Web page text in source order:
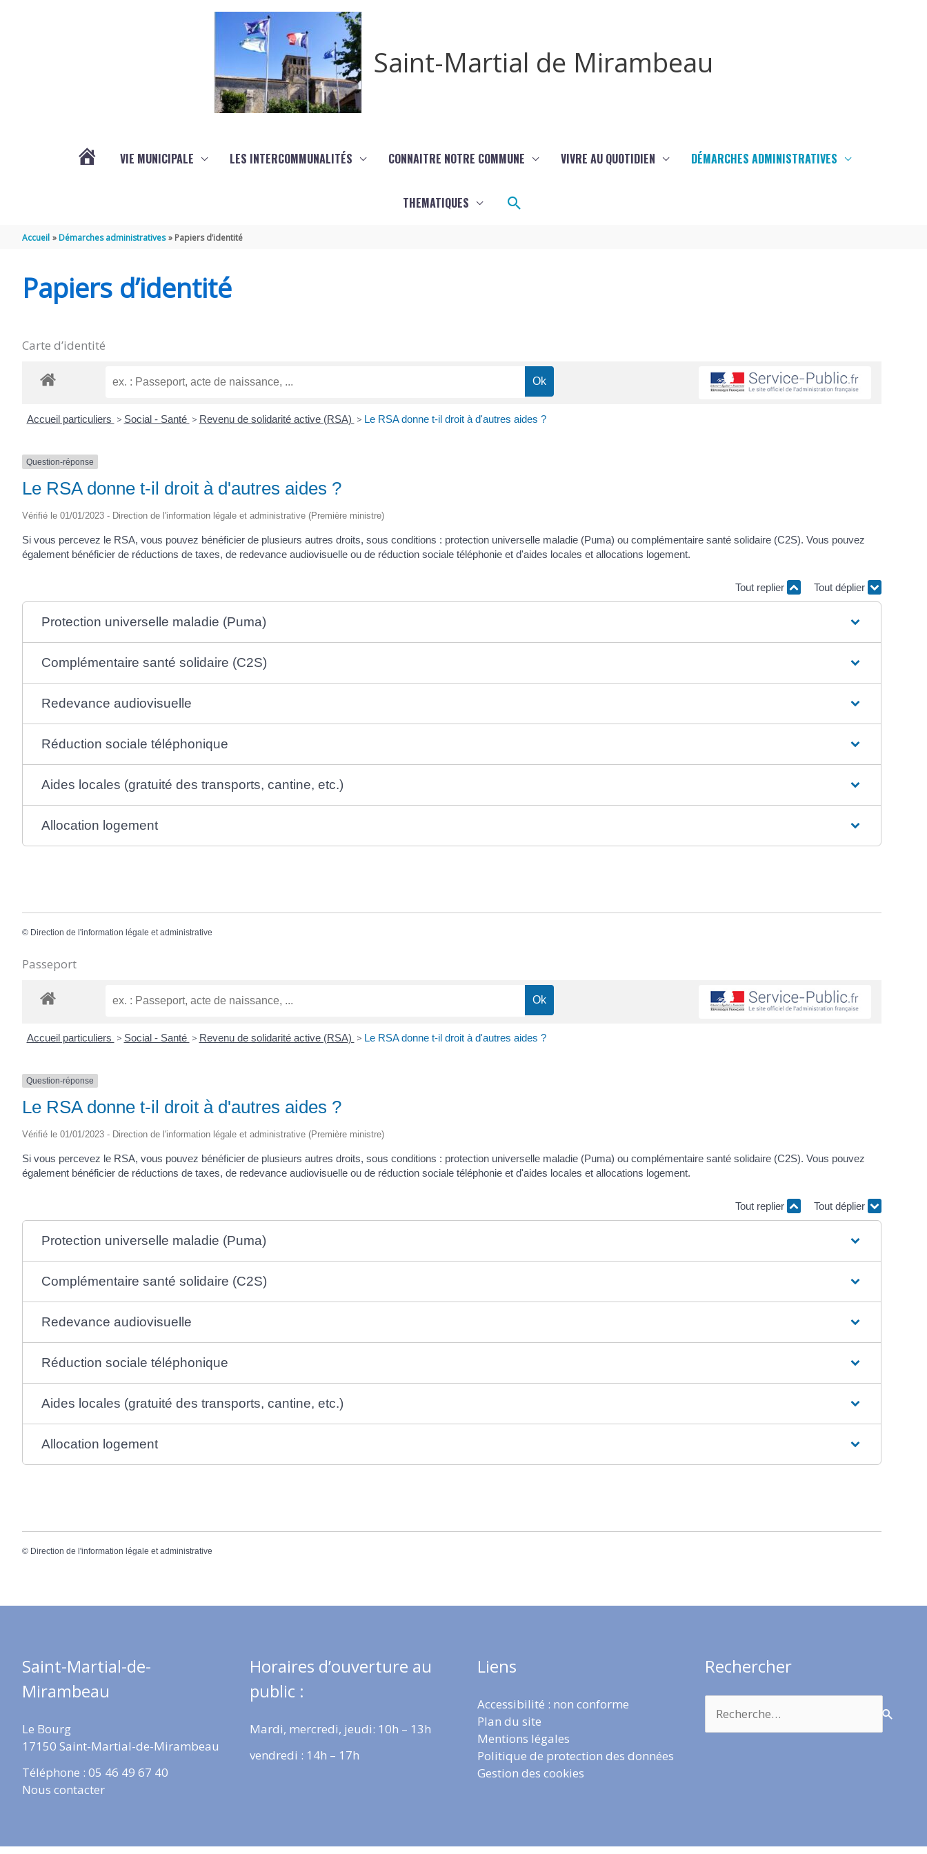
Saint-Martial de Mirambeau
VIE MUNICIPALE LES INTERCOMMUNALITÉS CONNAITRE NOTRE COMMUNE VIVRE AU QUOTIDIEN DÉMARCHES ADMINISTRATIVES
THEMATIQUES Rechercher
Accueil Démarches administratives Papiers d’identité
Papiers d’identité
Carte d’identité
Accueil particuliers > Social - Santé > Revenu de solidarité active (RSA) > Le RSA donne t-il droit à d'autres aides ?
Question-réponse
Le RSA donne t-il droit à d'autres aides ?
Vérifié le 01/01/2023 - Direction de l'information légale et administrative (Première ministre)
Si vous percevez le RSA, vous pouvez bénéficier de plusieurs autres droits, sous conditions : protection universelle maladie (Puma) ou complémentaire santé solidaire (C2S). Vous pouvez
également bénéficier de réductions de taxes, de redevance audiovisuelle ou de réduction sociale téléphonie et d'aides locales et allocations logement.
Tout replier Tout déplier
Protection universelle maladie (Puma)
Complémentaire santé solidaire (C2S)
Redevance audiovisuelle
Réduction sociale téléphonique
Aides locales (gratuité des transports, cantine, etc.)
Allocation logement
© Direction de l'information légale et administrative
Passeport
Accueil particuliers > Social - Santé > Revenu de solidarité active (RSA) > Le RSA donne t-il droit à d'autres aides ?
Question-réponse
Le RSA donne t-il droit à d'autres aides ?
Vérifié le 01/01/2023 - Direction de l'information légale et administrative (Première ministre)
Si vous percevez le RSA, vous pouvez bénéficier de plusieurs autres droits, sous conditions : protection universelle maladie (Puma) ou complémentaire santé solidaire (C2S). Vous pouvez
également bénéficier de réductions de taxes, de redevance audiovisuelle ou de réduction sociale téléphonie et d'aides locales et allocations logement.
Tout replier Tout déplier
Protection universelle maladie (Puma)
Complémentaire santé solidaire (C2S)
Redevance audiovisuelle
Réduction sociale téléphonique
Aides locales (gratuité des transports, cantine, etc.)
Allocation logement
© Direction de l'information légale et administrative
Saint-Martial-de-
Mirambeau
Le Bourg
17150 Saint-Martial-de-Mirambeau
Téléphone : 05 46 49 67 40
Nous contacter
Horaires d’ouverture au
public :
Mardi, mercredi, jeudi: 10h – 13h
vendredi : 14h – 17h
Liens
Accessibilité : non conforme
Plan du site
Mentions légales
Politique de protection des données
Gestion des cookies
Rechercher